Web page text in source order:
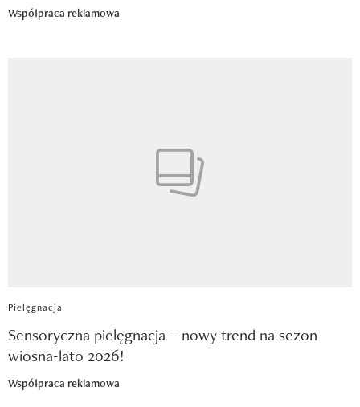
Współpraca reklamowa
Pielęgnacja
Sensoryczna pielęgnacja – nowy trend na sezon
wiosna-lato 2026!
Współpraca reklamowa